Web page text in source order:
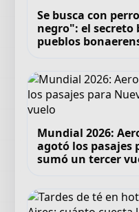
Se busca con
negro": el secreto
pueblos
Mundial 2026:
agotó los pasajes
sumó un tercer